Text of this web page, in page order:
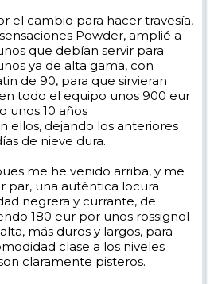
el cambio para hacer travesía,
Powder, amplié a
que debían servir para:
ya de alta gama, con
de 90, para que sirvieran
todo el equipo unos 900 eur
unos 10 años
ellos, dejando los anteriores
de nieve dura.
me he venido arriba, y me
par, una auténtica locura
negrera y currante, de
180 eur por unos rossignol
más duros y largos, para
clase a los niveles
claramente pisteros.